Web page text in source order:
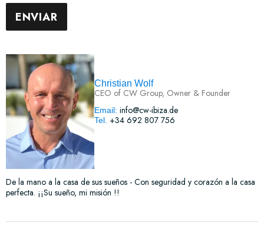
Christian Wolf
CEO of CW Group, Owner & Founder
Email: info@cw-ibiza.de
Tel. +34 692 807 756
De la mano a la casa de sus sueños - Con seguridad y corazón a la casa
perfecta. ¡¡Su sueño, mi misión !!